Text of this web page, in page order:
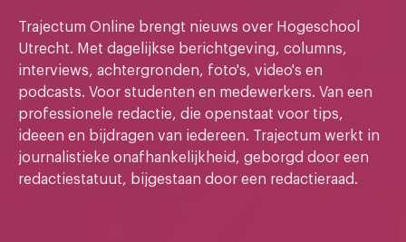
Trajectum Online brengt nieuws over Hogeschool
Utrecht. Met dagelijkse berichtgeving, columns,
interviews, achtergronden, foto's, video's en
podcasts. Voor studenten en medewerkers. Van een
professionele redactie, die openstaat voor tips,
ideeen en bijdragen van iedereen. Trajectum werkt in
journalistieke onafhankelijkheid, geborgd door een
redactiestatuut, bijgestaan door een redactieraad.